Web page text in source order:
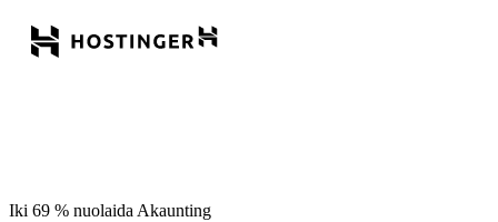
Iki 69 % nuolaida Akaunting